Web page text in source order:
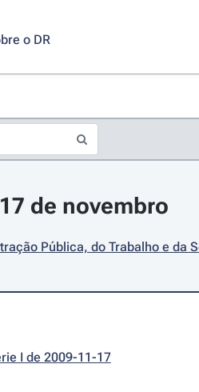
o DR
de novembro
Pública, do Trabalho e da
I de 2009-11-17